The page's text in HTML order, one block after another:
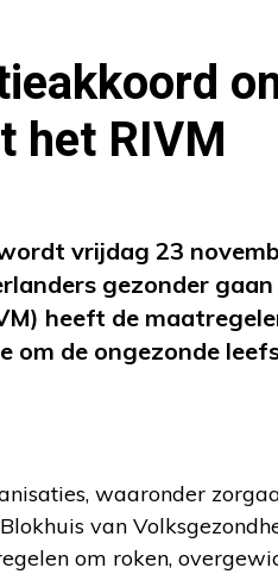
het RIVM
vrijdag 23
gezonder gaan
heeft de
om de ongezonde
waaronder
van
om roken,